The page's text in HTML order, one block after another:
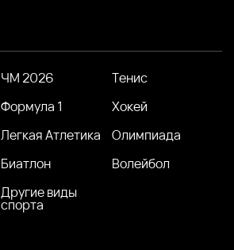
ЧМ 2026
Тенис
Формула 1
Хокей
Легкая Атлетика
Олимпиада
Биатлон
Волейбол
Другие виды
спорта